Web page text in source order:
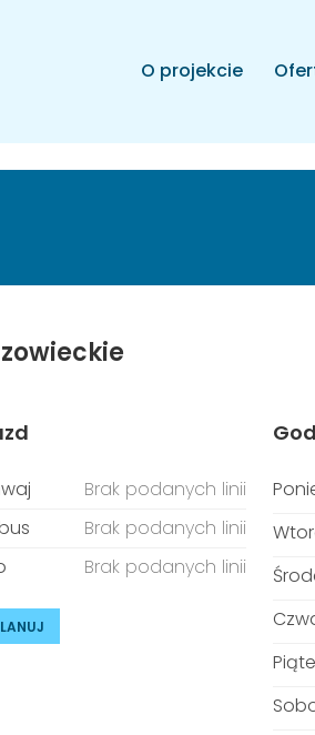
O projekcie
Brak podanych linii
Brak podanych linii
Brak podanych linii